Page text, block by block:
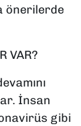
önerilerde
VAR?
İnsan
gibi